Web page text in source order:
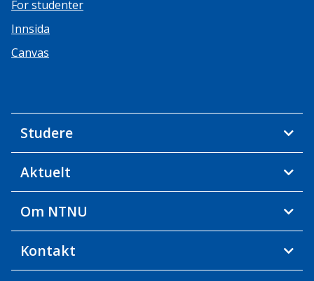
For studenter
Innsida
Canvas
Studere
Aktuelt
Om NTNU
Kontakt